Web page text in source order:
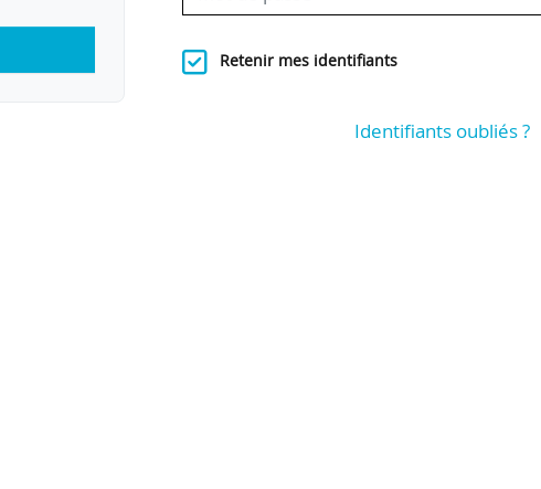
Retenir mes identifiants
Identifiants oubliés ?